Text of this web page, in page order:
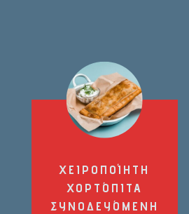
ΧΕΙΡΟΠΟΊΗΤΗ
ΧΟΡΤΌΠΙΤΑ
ΣΥΝΟΔΕΥΌΜΕΝΗ